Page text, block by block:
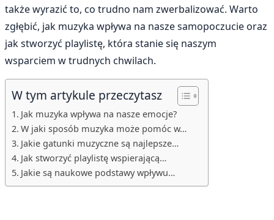
także wyrazić to, co trudno nam zwerbalizować. Warto
zgłębić, jak muzyka wpływa na nasze samopoczucie oraz
jak stworzyć playlistę, która stanie się naszym
wsparciem w trudnych chwilach.
W tym artykule przeczytasz
Jak muzyka wpływa na nasze emocje?
W jaki sposób muzyka może pomóc w…
Jakie gatunki muzyczne są najlepsze…
Jak stworzyć playlistę wspierającą…
Jakie są naukowe podstawy wpływu…